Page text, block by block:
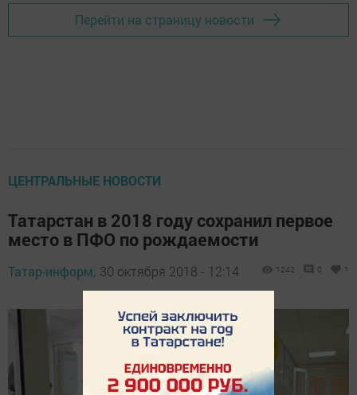
Перейти на страницу новости
ЦЕНТРАЛЬНЫЕ НОВОСТИ
Татарстан в 2018 году сохранил первое
место в ПФО по рождаемости
Татар-информ, 30 октября 2018 - 12:14 1242 0 1